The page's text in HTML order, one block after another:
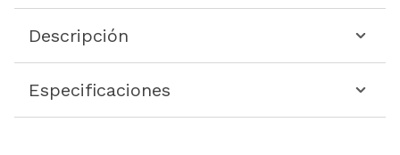
Descripción
Especificaciones